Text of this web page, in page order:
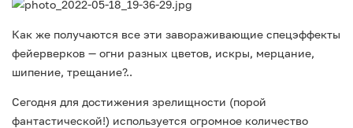
Как же получаются все эти завораживающие спецэффекты
фейерверков — огни разных цветов, искры, мерцание,
шипение, трещание?..
Сегодня для достижения зрелищности (порой
фантастической!) используется огромное количество